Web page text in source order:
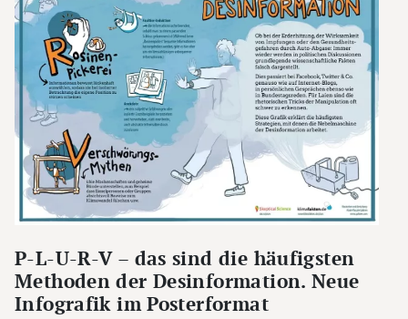
P-L-U-R-V – das sind die häufigsten
Methoden der Desinformation. Neue
Infografik im Posterformat